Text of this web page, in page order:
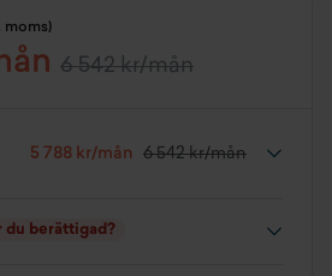
moms)
6 542 kr/mån
5 788 kr/mån 6 542 kr/mån
du berättigad?